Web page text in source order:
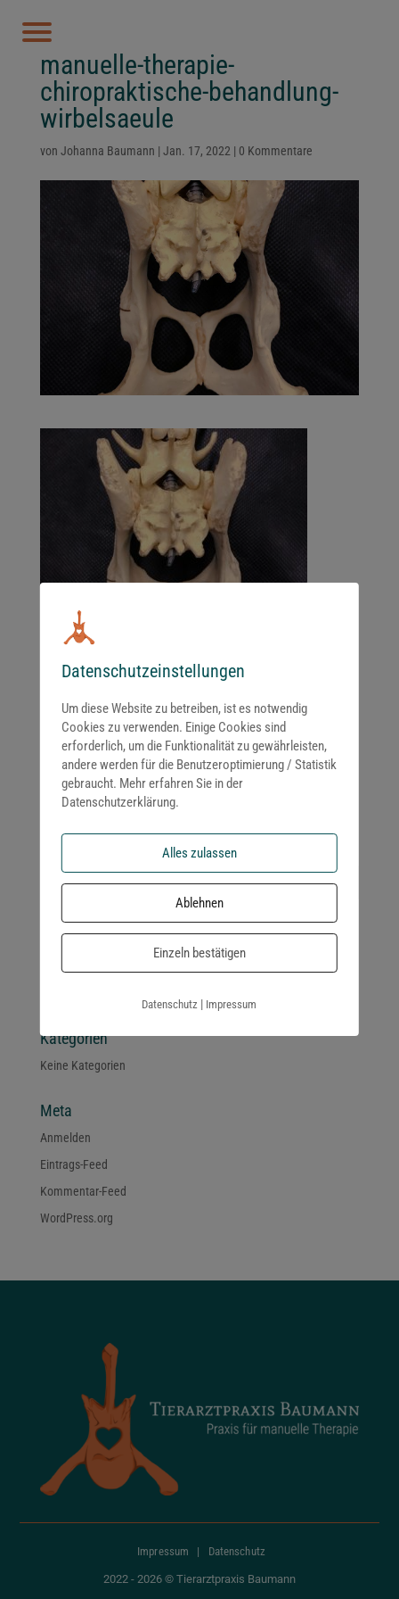
manuelle-therapie-
chiropraktische-behandlung-
wirbelsaeule
von Johanna Baumann | Jan. 17, 2022 | 0 Kommentare
Kommentar absenden
Neueste Kommentare
Kategorien
Keine Kategorien
Meta
Anmelden
Eintrags-Feed
Kommentar-Feed
WordPress.org
Impressum | Datenschutz
2022 - 2026 © Tierarztpraxis Baumann
Datenschutzeinstellungen
Um diese Website zu betreiben, ist es notwendig
Cookies zu verwenden. Einige Cookies sind
erforderlich, um die Funktionalität zu gewährleisten,
andere werden für die Benutzeroptimierung / Statistik
gebraucht. Mehr erfahren Sie in der
Datenschutzerklärung.
Alles zulassen
Ablehnen
Einzeln bestätigen
Datenschutz | Impressum